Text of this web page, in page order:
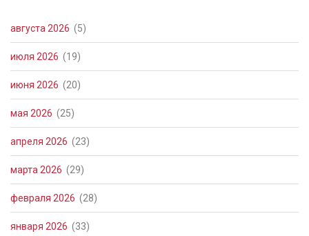
августа 2026 (5)
июля 2026 (19)
июня 2026 (20)
мая 2026 (25)
апреля 2026 (23)
марта 2026 (29)
февраля 2026 (28)
января 2026 (33)